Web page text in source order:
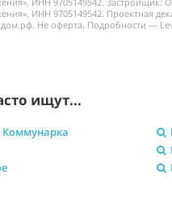
ИНН 9705149542. Проектная
Не оферта. Подробности —
ищут...
Коммунарка